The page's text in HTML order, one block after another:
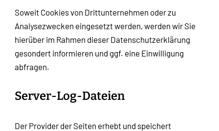
Soweit Cookies von Drittunternehmen oder zu
Analysezwecken eingesetzt werden, werden wir Sie
hierüber im Rahmen dieser Datenschutzerklärung
gesondert informieren und ggf. eine Einwilligung
abfragen.
Server-Log-Dateien
Der Provider der Seiten erhebt und speichert